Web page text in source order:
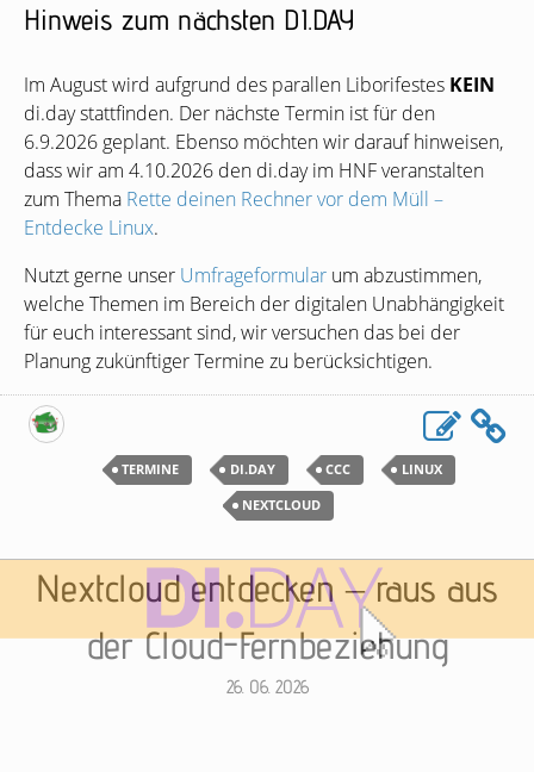
Hinweis zum nächsten DI.DAY
Im August wird aufgrund des parallen Liborifestes KEIN
di.day stattfinden. Der nächste Termin ist für den
6.9.2026 geplant. Ebenso möchten wir darauf hinweisen,
dass wir am 4.10.2026 den di.day im HNFveranstalten
zum Thema Rette deinen Rechner vor dem Müll –
Entdecke Linux.
Nutzt gerne unser Umfrageformular um abzustimmen,
welche Themen im Bereich der digitalen Unabhängigkeit
für euch interessant sind, wir versuchen das bei der
Planung zukünftiger Termine zu berücksichtigen.
TERMINE DI.DAY CCC
LINUX
NEXTCLOUD
Nextcloud entdecken – raus aus
der Cloud-Fernbeziehung
26. 06. 2026